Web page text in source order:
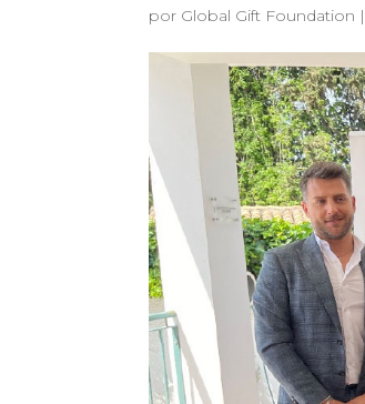
por Global Gift Foundation |